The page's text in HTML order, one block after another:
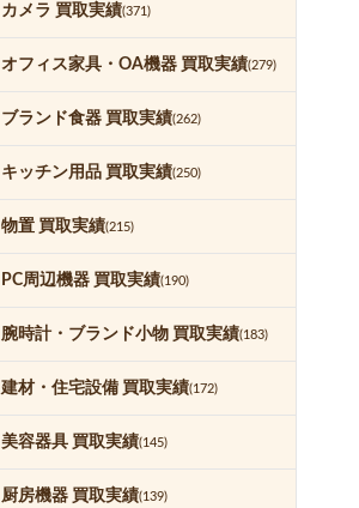
カメラ 買取実績(371)
オフィス家具・OA機器 買取実績(279)
ブランド食器 買取実績(262)
キッチン用品 買取実績(250)
物置 買取実績(215)
PC周辺機器 買取実績(190)
腕時計・ブランド小物 買取実績(183)
建材・住宅設備 買取実績(172)
美容器具 買取実績(145)
厨房機器 買取実績(139)